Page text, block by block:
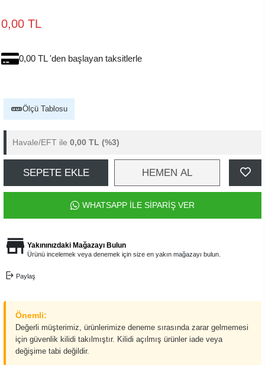
0,00 TL
0,00 TL 'den başlayan taksitlerle
Ölçü Tablosu
Havale/EFT ile 0,00 TL (%3)
SEPETE EKLE HEMEN AL
WHATSAPP İLE SİPARİŞ VER
Yakınınızdaki Mağazayı Bulun
Ürünü incelemek veya denemek için size en yakın mağazayı bulun.
Paylaş
Önemli:
Değerli müşterimiz, ürünlerimize deneme sırasında zarar gelmemesi
için güvenlik kilidi takılmıştır. Kilidi açılmış ürünler iade veya
değişime tabi değildir.